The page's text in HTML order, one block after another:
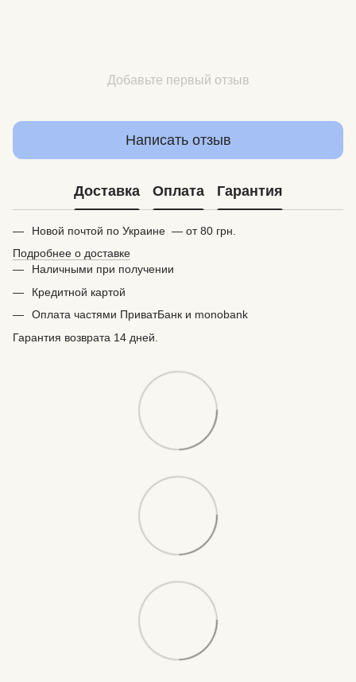
Добавьте первый отзыв
Написать отзыв
Доставка Оплата Гарантия
Новой почтой по Украине — от 80 грн.
Подробнее о доставке
Наличными при получении
Кредитной картой
Оплата частями ПриватБанк и monobank
Гарантия возврата 14 дней.